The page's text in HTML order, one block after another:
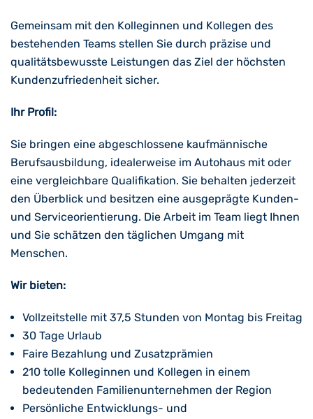
Gemeinsam mit den Kolleginnen und Kollegen des
bestehenden Teams stellen Sie durch präzise und
qualitätsbewusste Leistungen das Ziel der höchsten
Kundenzufriedenheit sicher.
Ihr Profil:
Sie bringen eine abgeschlossene kaufmännische
Berufsausbildung, idealerweise im Autohaus mit oder
eine vergleichbare Qualifikation. Sie behalten jederzeit
den Überblick und besitzen eine ausgeprägte Kunden-
und Serviceorientierung. Die Arbeit im Team liegt Ihnen
und Sie schätzen den täglichen Umgang mit
Menschen.
Wir bieten:
Vollzeitstelle mit 37,5 Stunden von Montag bis Freitag
30 Tage Urlaub
Faire Bezahlung und Zusatzprämien
210 tolle Kolleginnen und Kollegen in einem
bedeutenden Familienunternehmen der Region
Persönliche Entwicklungs- und